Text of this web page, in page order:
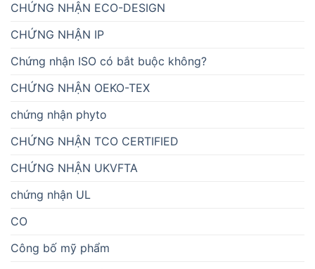
CHỨNG NHẬN ECO-DESIGN
CHỨNG NHẬN IP
Chứng nhận ISO có bắt buộc không?
CHỨNG NHẬN OEKO-TEX
chứng nhận phyto
CHỨNG NHẬN TCO CERTIFIED
CHỨNG NHẬN UKVFTA
chứng nhận UL
CO
Công bố mỹ phẩm